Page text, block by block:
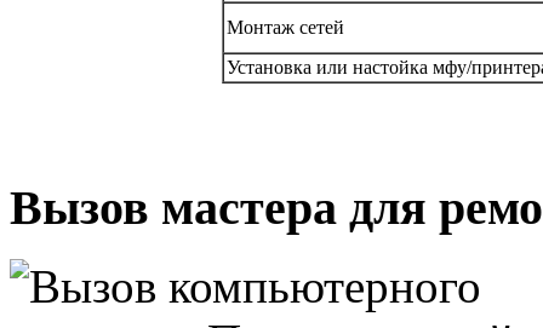
Монтаж сетей
Установка или настойка мфу/
Вызов мастера для